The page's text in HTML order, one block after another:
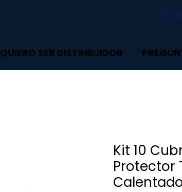
QUIERO SER DISTRIBUIDOR
Kit 10
Protector